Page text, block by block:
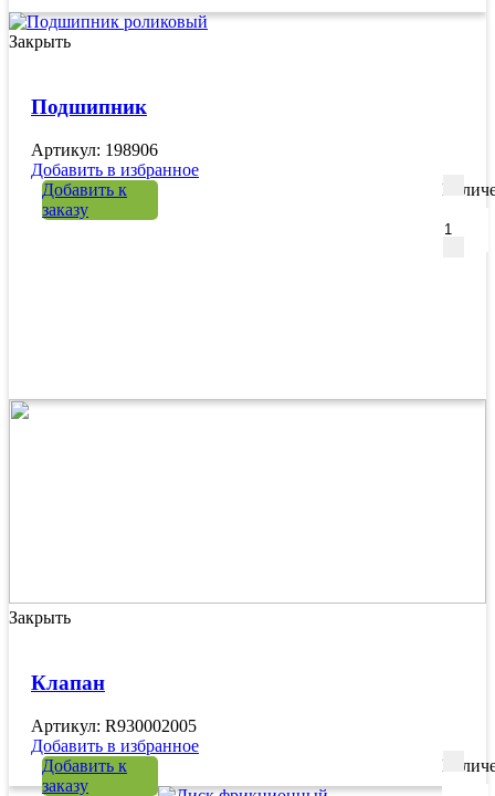
Закрыть
Подшипник
Артикул: 198906
Добавить в избранное
Добавить к
заказу
Закрыть
Клапан
Артикул: R930002005
Добавить в избранное
Добавить к
заказу